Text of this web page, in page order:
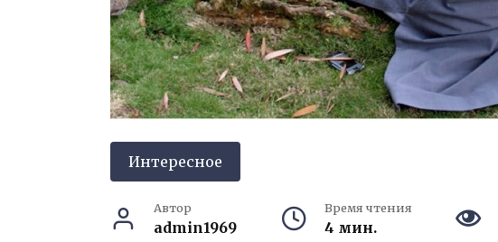
Интересное
Автор
admin1969
Время чтения
4 мин.